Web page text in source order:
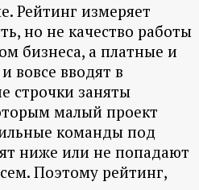
Рейтинг измеряет
но не качество работы
бизнеса, а платные и
вовсе вводят в
строчки заняты
малый проект
команды под
ниже или не попадают
Поэтому рейтинг,